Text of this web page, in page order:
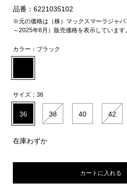
品番：6221035102
※元の価格は（株）マックスマーラジャ
～2025年6月）販売価格を表示しています。
カラー： ブラック
サイズ：36
36 38 40 42
在庫わずか
カートに入れる